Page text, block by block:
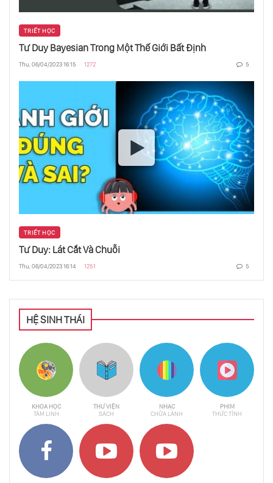
Phần 2: Triết Học Được Hình Thành Như Thế
Phần 3: Triết Học Được Hình Thành Như Thế
Nào?
Của Cựu Chủ Tịch Trung Quốc
10 Sự Thật Về Hà Nội Mà Có Thể Bạn Chưa
Biết
Bàn Tay Con Người
Cuộc Đời Kì Lạ Của Leonardo Da Vinci
TRIẾT HỌC
Tư Duy Bayesian Trong Một Thế Giới Bất Định
Thu, 06/04/2023 16:15 1272 5
TRIẾT HỌC
Tư Duy: Lát Cắt Và Chuỗi
Thu, 06/04/2023 16:14 1251 5
HỆ SINH THÁI
KHOA HỌC
TÂM LINH
THƯ VIỆN
SÁCH
NHẠC
CHỮA LÀNH
PHIM
THỨC TỈNH